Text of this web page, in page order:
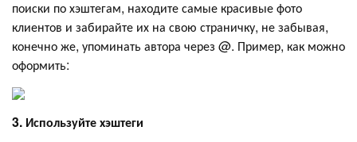
поиски по хэштегам, находите самые красивые фото
клиентов и забирайте их на свою страничку, не забывая,
конечно же, упоминать автора через @. Пример, как можно
оформить:
3. Используйте хэштеги